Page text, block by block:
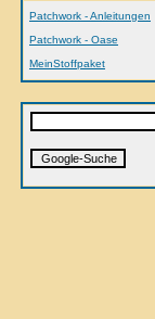
Patchwork - Anleitungen
Patchwork - Oase
MeinStoffpaket